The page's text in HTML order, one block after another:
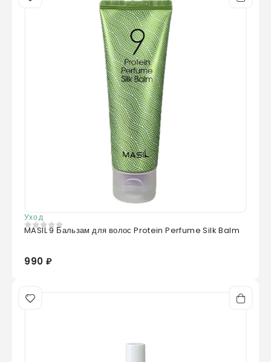
Уход
0из 5
MASIL 9 Бальзам для волос Protein Perfume Silk Balm
990 ₽